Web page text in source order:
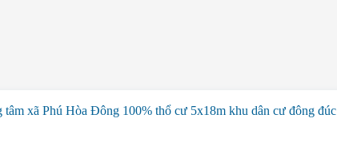
xã Phú Hòa Đông 100% thổ cư 5x18m khu dân cư đông đúc